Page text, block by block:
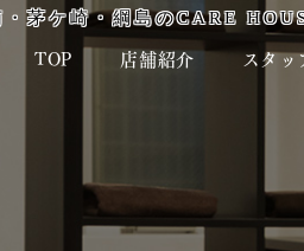
茅ケ崎・綱島のCARE
TOP 店舗紹介 スタッ